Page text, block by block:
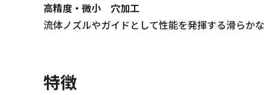
高精度・微小 穴加工
流体ノズルやガイドとして性能を発揮する滑らか
特徴